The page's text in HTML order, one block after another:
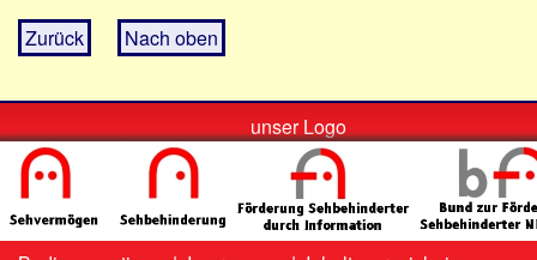
Zurück Nach oben
unser Logo